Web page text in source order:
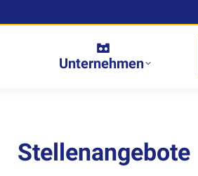
Unternehmen
Stellenangebote